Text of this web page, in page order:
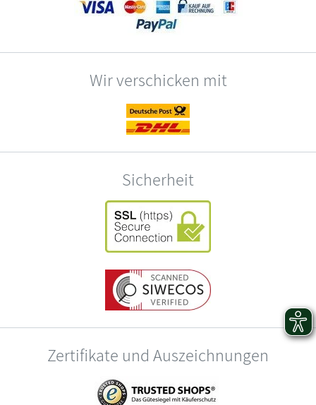
Wir verschicken mit
Sicherheit
Zertifikate und Auszeichnungen